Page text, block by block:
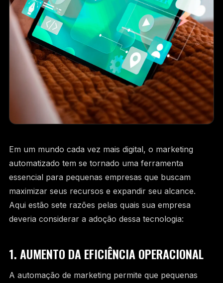
Em um mundo cada vez mais digital, o marketing
automatizado tem se tornado uma ferramenta
essencial para pequenas empresas que buscam
maximizar seus recursos e expandir seu alcance.
Aqui estão sete razões pelas quais sua empresa
deveria considerar a adoção dessa tecnologia:
1. AUMENTO DA EFICIÊNCIA OPERACIONAL
A automação de marketing permite que pequenas